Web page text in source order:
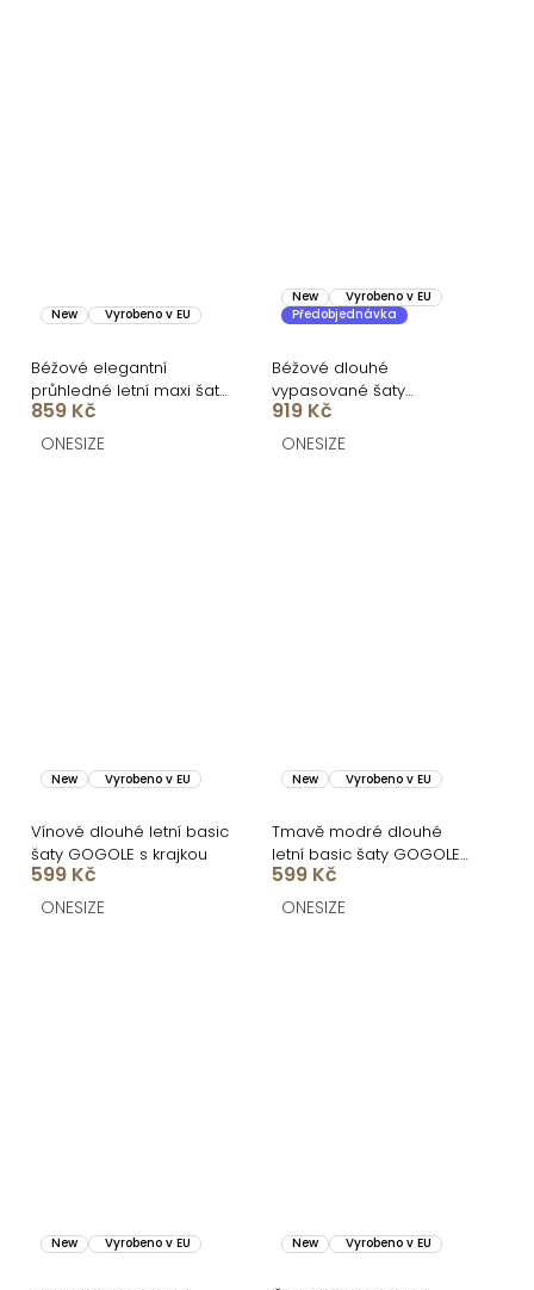
New Vyrobeno v EU
Béžové elegantní
průhledné letní maxi šaty
UMARIE s dlouhým
rukávem
859 Kč
ONESIZE
New
Vyrobeno v EU
Předobjednávka
Béžové dlouhé
vypasované šaty
DOROTA na ramínka
919 Kč
ONESIZE
New Vyrobeno v EU
Vínové dlouhé letní basic
šaty GOGOLE s krajkou
599 Kč
ONESIZE
New Vyrobeno v EU
Tmavě modré dlouhé
letní basic šaty GOGOLE
s krajkou
599 Kč
ONESIZE
New Vyrobeno v EU New Vyrobeno v EU